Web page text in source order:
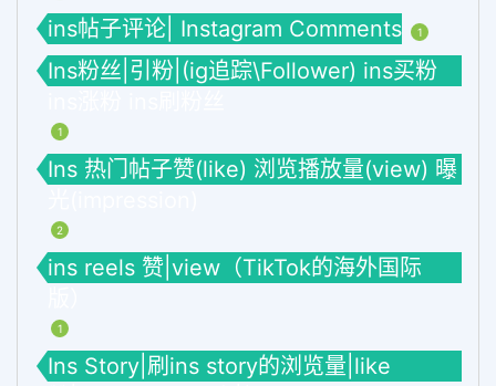
ins帖子评论| Instagram Comments 1
Ins粉丝|引粉|(ig追踪\Follower) ins买粉
1
Ins 热门帖子赞(like) 浏览播放量(view) 曝
2
ins reels 赞|view（TikTok的海外国际
1
Ins Story|刷ins story的浏览量|like